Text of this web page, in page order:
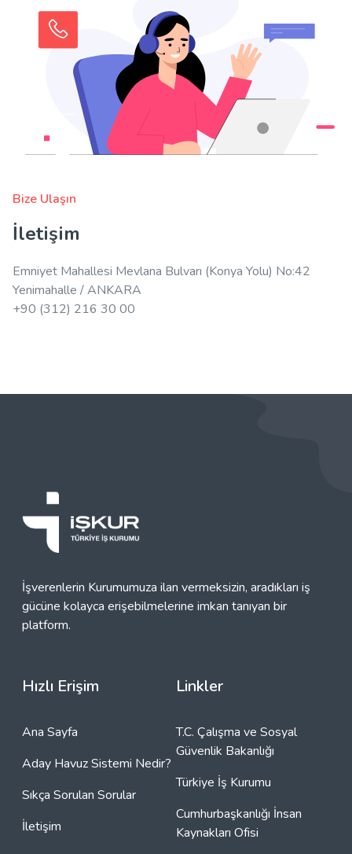
Bize Ulaşın
İletişim
Emniyet Mahallesi Mevlana Bulvarı (Konya Yolu) No:42
Yenimahalle / ANKARA
+90 (312) 216 30 00
İşverenlerin Kurumumuza ilan vermeksizin, aradıkları iş
gücüne kolayca erişebilmelerine imkan tanıyan bir
platform.
Hızlı Erişim
Ana Sayfa
Aday Havuz Sistemi Nedir?
Sıkça Sorulan Sorular
İletişim
Linkler
T.C. Çalışma ve Sosyal
Güvenlik Bakanlığı
Türkiye İş Kurumu
Cumhurbaşkanlığı İnsan
Kaynakları Ofisi